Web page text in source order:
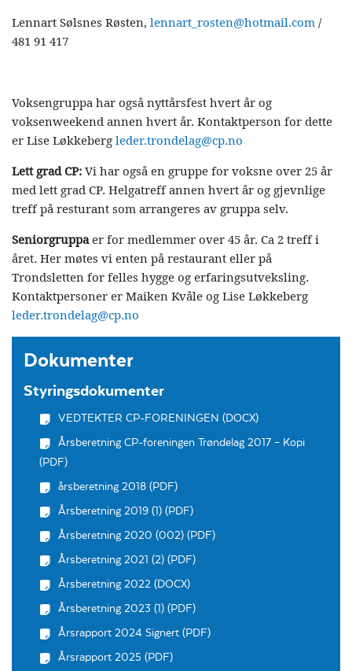
Lennart Sølsnes Røsten, lennart_rosten@hotmail.com /
481 91 417
Voksengruppa har også nyttårsfest hvert år og
voksenweekend annen hvert år. Kontaktperson for dette
er Lise Løkkeberg leder.trondelag@cp.no
Lett grad CP: Vi har også en gruppe for voksne over 25 år
med lett grad CP. Helgatreff annen hvert år og gjevnlige
treff på resturant som arrangeres av gruppa selv.
Seniorgruppaer for medlemmer over 45 år. Ca 2 treff i
året. Her møtes vi enten på restaurant eller på
Trondsletten for felles hygge og erfaringsutveksling.
Kontaktpersoner er Maiken Kvåle og Lise Løkkeberg
leder.trondelag@cp.no
Dokumenter
Styringsdokumenter
VEDTEKTER CP-FORENINGEN (DOCX)
Årsberetning CP-foreningen Trøndelag 2017 – Kopi
(PDF)
årsberetning 2018 (PDF)
Årsberetning 2019 (1) (PDF)
Årsberetning 2020 (002) (PDF)
Årsberetning 2021 (2) (PDF)
Årsberetning 2022 (DOCX)
Årsberetning 2023 (1) (PDF)
Årsrapport 2024 Signert (PDF)
Årsrapport 2025 (PDF)